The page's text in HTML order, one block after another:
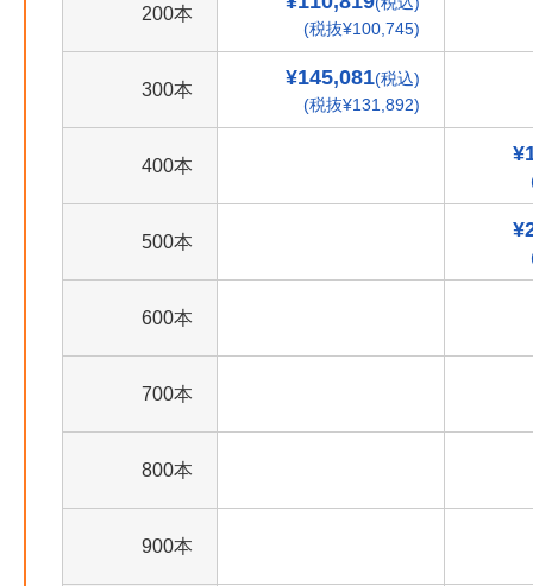
200本
(税抜¥100,745)
300本
¥145,081(税込)
(税抜¥131,892)
400本
500本
600本
700本
800本
900本